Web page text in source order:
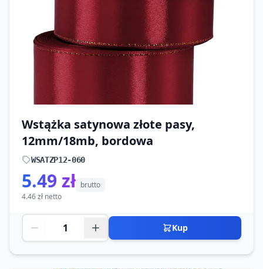
Wstążka satynowa złote pasy,
12mm/18mb, bordowa
WSATZP12-060
5.49 zł brutto
4.46 zł netto
Kup